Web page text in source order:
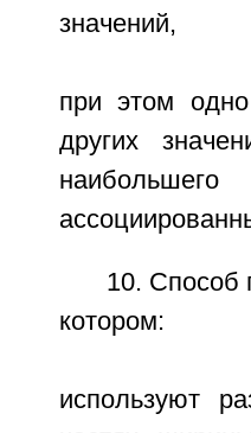
значений,
при этом
других
10. Способ
котором:
используют